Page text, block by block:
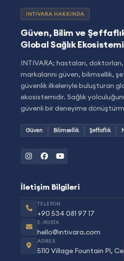
INTIVARA HAKKINDA
Güven, Bilim ve
Global Sağlık Ekosistemi
INTIVARA; hastaları,
markalarını güven, bilimsellik,
güvenlik ilkeleriyle buluşturan
ekosistemidir. Sağlık
güvenli bir deneyime
Güven Bilimsellik Şeffaflık
İletişim Bilgileri
TELEFON
+90 534 081 97 17
E-POSTA
hello@intivara.com
ADRES
5110 Village Fountain Pl,